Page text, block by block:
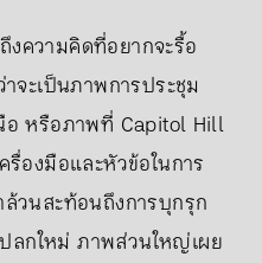
ความคิดที่อยากจะรื้อ
จะเป็นภาพการประชุม
อ หรือภาพที่ Capitol Hill
รื่องมือและหัวข้อในการ
ล้วนสะท้อนถึงการบุกรุก
กใหม่ ภาพส่วนใหญ่เผย